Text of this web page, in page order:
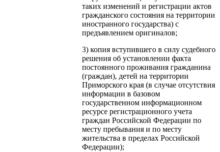
таких изменений и регистрации актов
гражданского состояния на территории
иностранного государства) с
предъявлением оригиналов;
3) копия вступившего в силу судебного
решения об установлении факта
постоянного проживания гражданина
(граждан), детей на территории
Приморского края (в случае отсутствия
информации в базовом
государственном информационном
ресурсе регистрационного учета
граждан Российской Федерации по
месту пребывания и по месту
жительства в пределах Российской
Федерации);